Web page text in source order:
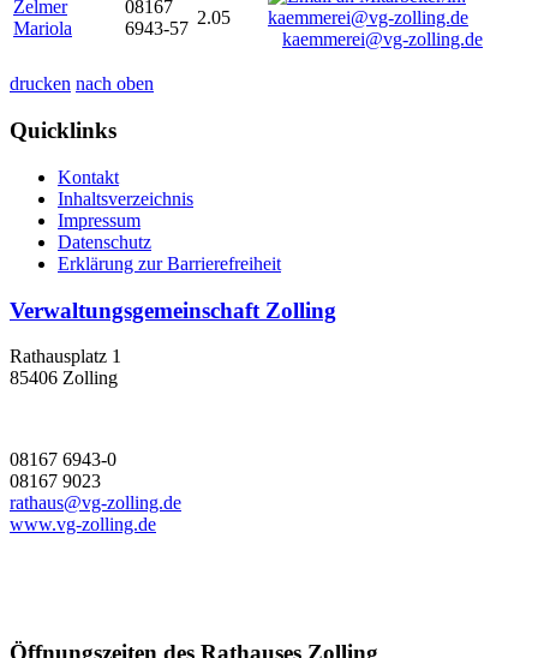
Zelmer
Mariola
08167
6943-57
2.05
kaemmerei@vg-zolling.de
drucken nach oben
Quicklinks
Kontakt
Inhaltsverzeichnis
Impressum
Datenschutz
Erklärung zur Barrierefreiheit
Verwaltungsgemeinschaft Zolling
Rathausplatz 1
85406 Zolling
08167 6943-0
08167 9023
rathaus@vg-zolling.de
www.vg-zolling.de
Öffnungszeiten des Rathauses Zolling